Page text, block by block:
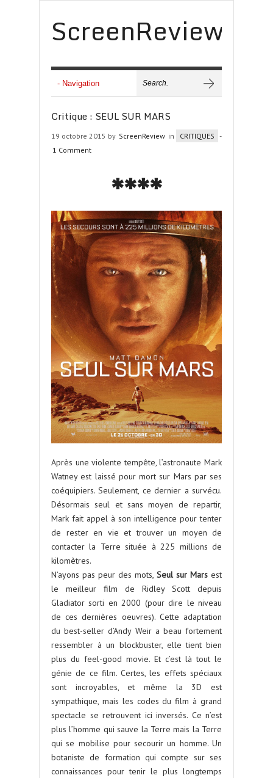
ScreenReview
Critique : SEUL SUR MARS
19 octobre 2015 by ScreenReview in CRITIQUES -
1 Comment
****
Après une violente tempête, l’astronaute Mark
Watney est laissé pour mort sur Mars par ses
coéquipiers. Seulement, ce dernier a survécu.
Désormais seul et sans moyen de repartir,
Mark fait appel à son intelligence pour tenter
de rester en vie et trouver un moyen de
contacter la Terre située à 225 millions de
kilomètres.
N’ayons pas peur des mots, Seul sur Mars est
le meilleur film de Ridley Scott depuis
Gladiator sorti en 2000 (pour dire le niveau
de ces dernières oeuvres). Cette adaptation
du best-seller d’Andy Weir a beau fortement
ressembler à un blockbuster, elle tient bien
plus du feel-good movie. Et c’est là tout le
génie de ce film. Certes, les effets spéciaux
sont incroyables, et même la 3D est
sympathique, mais les codes du film à grand
spectacle se retrouvent ici inversés. Ce n’est
plus l’homme qui sauve la Terre mais la Terre
qui se mobilise pour secourir un homme. Un
botaniste de formation qui compte sur ses
connaissances pour tenir le plus longtemps